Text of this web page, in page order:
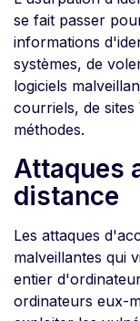
se fait passer
informations
systèmes, de
logiciels
courriels, de sites
méthodes.
Attaques
distance
Les attaques
malveillantes qui
entier
ordinateurs eux-